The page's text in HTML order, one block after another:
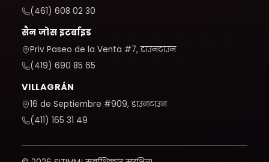
(461) 608 02 30
सैन जोस इटर्बाइड
Priv Paseo de la Venta #7, डाउनटाउन
(419) 690 85 65
VILLAGRÁN
16 de Septiembre #909, डाउनटाउन
(411) 165 31 49